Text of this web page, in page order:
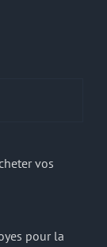
vos
pour la